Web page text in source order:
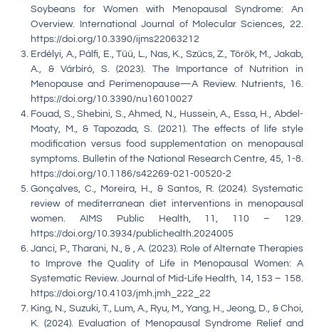
Soybeans for Women with Menopausal Syndrome: An
Overview. International Journal of Molecular Sciences, 22.
https://doi.org/10.3390/ijms22063212
Erdélyi, A., Pálfi, E., Tűű, L., Nas, K., Szűcs, Z., Török, M., Jakab,
A., & Várbíró, S. (2023). The Importance of Nutrition in
Menopause and Perimenopause—A Review. Nutrients, 16.
https://doi.org/10.3390/nu16010027
Fouad, S., Shebini, S., Ahmed, N., Hussein, A., Essa, H., Abdel-
Moaty, M., & Tapozada, S. (2021). The effects of life style
modification versus food supplementation on menopausal
symptoms. Bulletin of the National Research Centre, 45, 1-8.
https://doi.org/10.1186/s42269-021-00520-2
Gonçalves, C., Moreira, H., & Santos, R. (2024). Systematic
review of mediterranean diet interventions in menopausal
women. AIMS Public Health, 11, 110 – 129.
https://doi.org/10.3934/publichealth.2024005
Janci, P., Tharani, N., & , A. (2023). Role of Alternate Therapies
to Improve the Quality of Life in Menopausal Women: A
Systematic Review. Journal of Mid-Life Health, 14, 153 – 158.
https://doi.org/10.4103/jmh.jmh_222_22
King, N., Suzuki, T., Lum, A., Ryu, M., Yang, H., Jeong, D., & Choi,
K. (2024). Evaluation of Menopausal Syndrome Relief and